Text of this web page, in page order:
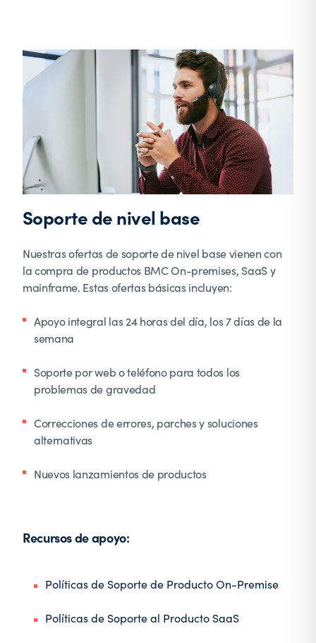
Soporte de nivel base
Nuestras ofertas de soporte de nivel base vienen con
la compra de productos BMC On-premises, SaaS y
mainframe. Estas ofertas básicas incluyen:
Apoyo integral las 24 horas del día, los 7 días de la
semana
Soporte por web o teléfono para todos los
problemas de gravedad
Correcciones de errores, parches y soluciones
alternativas
Nuevos lanzamientos de productos
Recursos de apoyo:
Políticas de Soporte de Producto On-Premise
Políticas de Soporte al Producto SaaS